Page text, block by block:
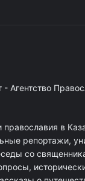
- Агентство
православия в
репортажи,
со